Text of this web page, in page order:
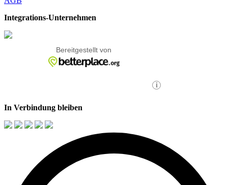
Integrations-Unternehmen
In Verbindung bleiben